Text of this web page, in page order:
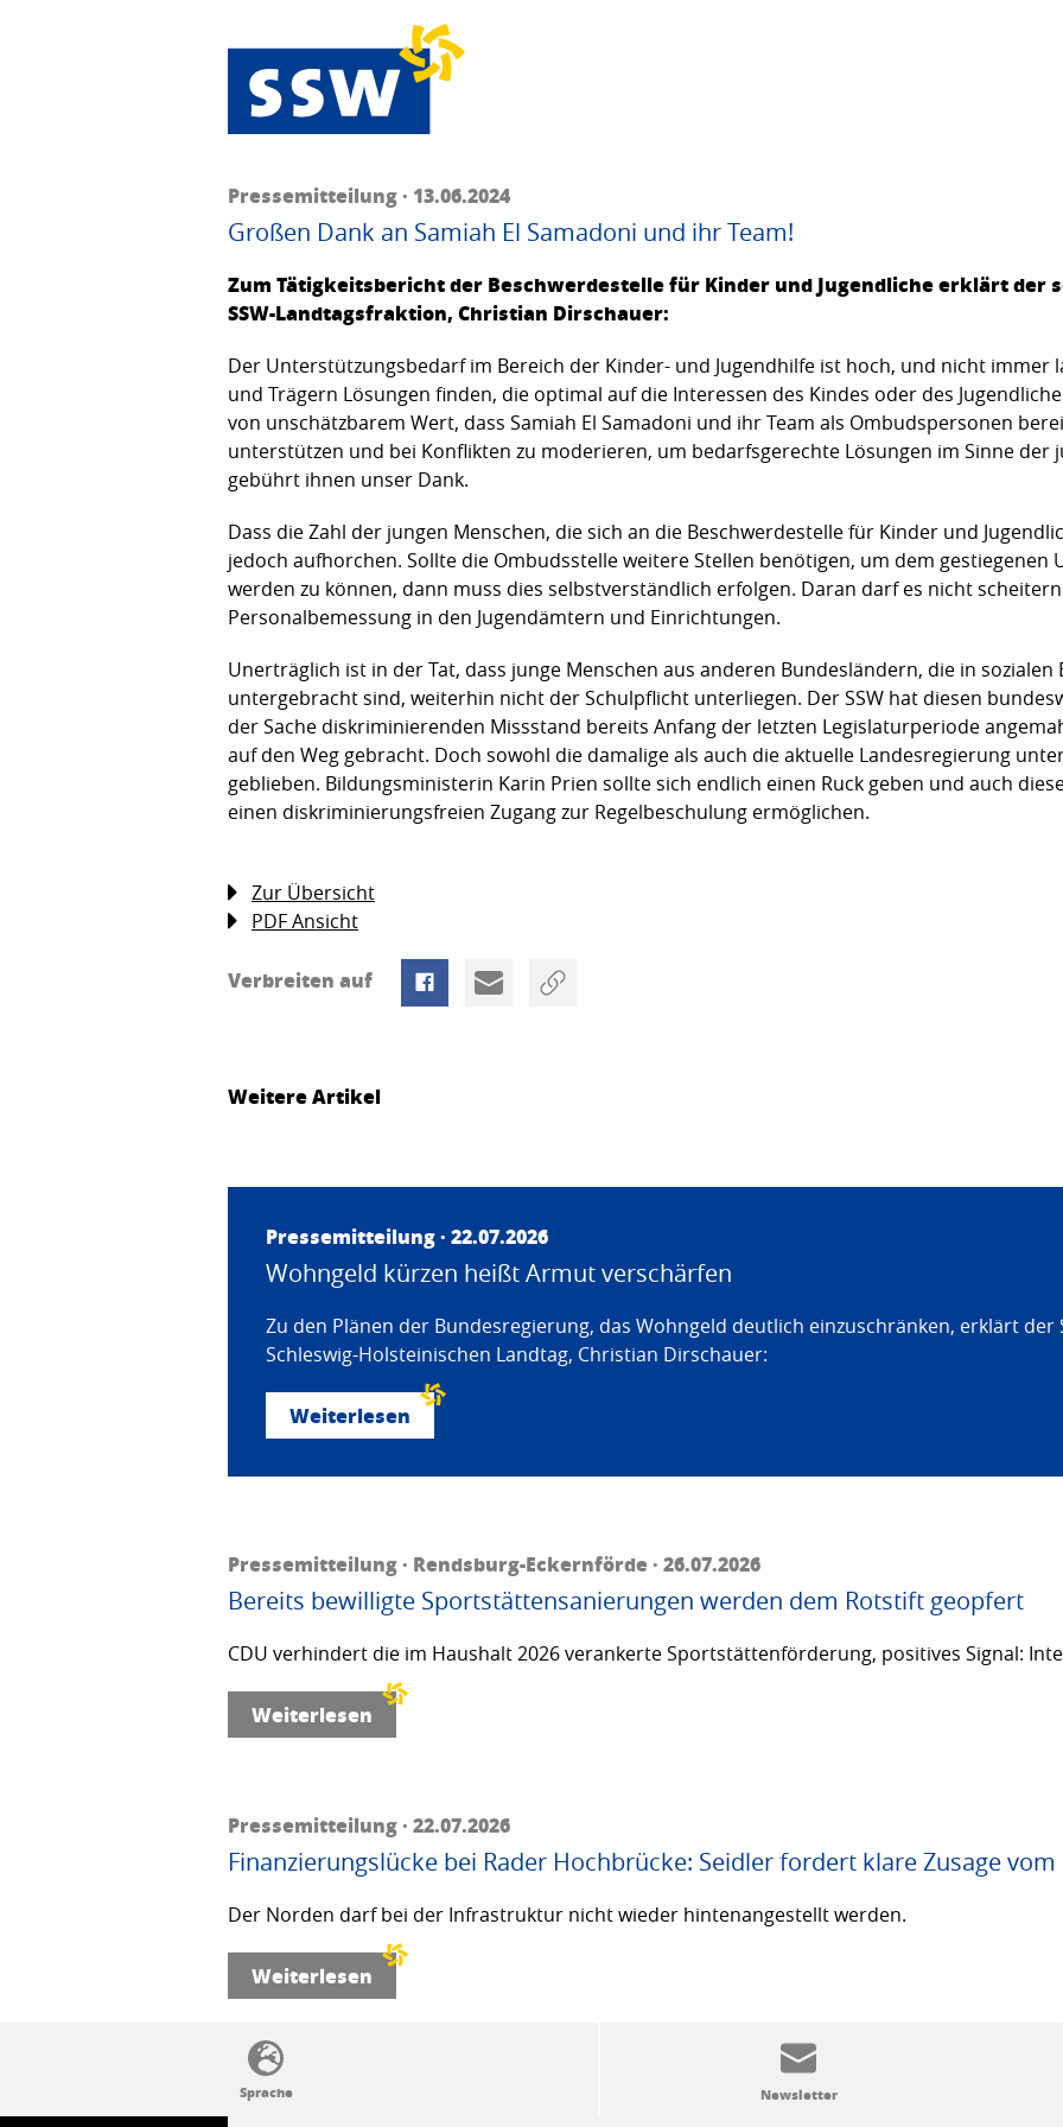
Pressemitteilung · 13.06.2024
Großen Dank an Samiah El Samadoni und ihr Team!
Zum Tätigkeitsbericht der Beschwerdestelle für Kinder und Jugendliche erklärt der
SSW-Landtagsfraktion, Christian Dirschauer:
Der Unterstützungsbedarf im Bereich der Kinder- und Jugendhilfe ist hoch, und nicht immer
und Trägern Lösungen finden, die optimal auf die Interessen des Kindes oder des
von unschätzbarem Wert, dass Samiah El Samadoni und ihr Team als Ombudspersonen
unterstützen und bei Konflikten zu moderieren, um bedarfsgerechte Lösungen im Sinne der
gebührt ihnen unser Dank.
Dass die Zahl der jungen Menschen, die sich an die Beschwerdestelle für Kinder und
jedoch aufhorchen. Sollte die Ombudsstelle weitere Stellen benötigen, um dem
werden zu können, dann muss dies selbstverständlich erfolgen. Daran darf es nicht
Personalbemessung in den Jugendämtern und Einrichtungen.
Unerträglich ist in der Tat, dass junge Menschen aus anderen Bundesländern, die in
untergebracht sind, weiterhin nicht der Schulpflicht unterliegen. Der SSW hat diesen
der Sache diskriminierenden Missstand bereits Anfang der letzten Legislaturperiode
auf den Weg gebracht. Doch sowohl die damalige als auch die aktuelle Landesregierung
geblieben. Bildungsministerin Karin Prien sollte sich endlich einen Ruck geben und auch
einen diskriminierungsfreien Zugang zur Regelbeschulung ermöglichen.
Zur Übersicht
PDF Ansicht
Verbreiten auf
Weitere Artikel
Pressemitteilung · 22.07.2026
Wohngeld kürzen heißt Armut verschärfen
Zu den Plänen der Bundesregierung, das Wohngeld deutlich einzuschränken, erklärt der
Schleswig-Holsteinischen Landtag, Christian Dirschauer:
Weiterlesen
Pressemitteilung · Rendsburg-Eckernförde · 26.07.2026
Bereits bewilligte Sportstättensanierungen werden dem Rotstift geopfert
CDU verhindert die im Haushalt 2026 verankerte Sportstättenförderung, positives Signal:
Weiterlesen
Pressemitteilung · 22.07.2026
Finanzierungslücke bei Rader Hochbrücke: Seidler fordert klare Zusage vom
Der Norden darf bei der Infrastruktur nicht wieder hintenangestellt werden.
Weiterlesen
SSW-Politik von A bis Z